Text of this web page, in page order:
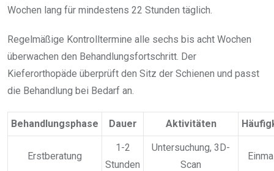
Wochen lang für mindestens 22 Stunden täglich.
Regelmäßige Kontrolltermine alle sechs bis acht Wochen
überwachen den Behandlungsfortschritt. Der
Kieferorthopäde überprüft den Sitz der Schienen und passt
die Behandlung bei Bedarf an.
Behandlungsphase Dauer Aktivitäten
Erstberatung
1-2
Stunden
Untersuchung, 3D-
Scan